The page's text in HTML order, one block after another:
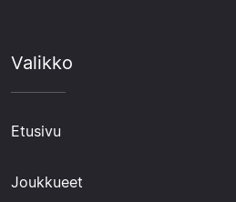
Valikko
Etusivu
Joukkueet